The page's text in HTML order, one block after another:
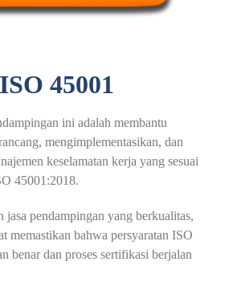
45001
ini adalah membantu
mengimplementasikan, dan
keselamatan kerja yang sesuai
45001:2018.
jasa pendampingan yang berkualitas,
memastikan bahwa persyaratan ISO
benar dan proses sertifikasi berjalan